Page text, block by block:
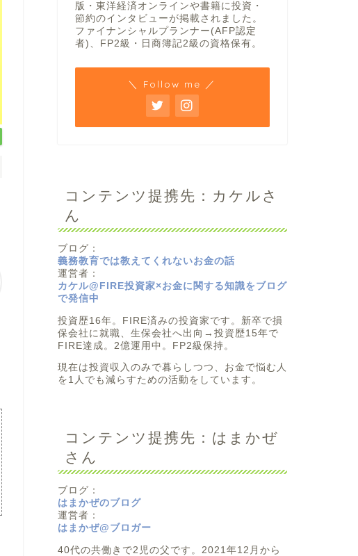
版・東洋経済オンラインや書籍に投資・
節約のインタビューが掲載されました。
ファイナンシャルプランナー(AFP認定
者)、FP2級・日商簿記2級の資格保有。
＼ Follow me ／
コンテンツ提携先：カケルさ
ん
ブログ：
義務教育では教えてくれないお金の話
運営者：
カケル@FIRE投資家×お金に関する知識をブログ
で発信中
投資歴16年。FIRE済みの投資家です。新卒で損
保会社に就職、生保会社へ出向→投資歴15年で
FIRE達成。2億運用中。FP2級保持。
現在は投資収入のみで暮らしつつ、お金で悩む人
を1人でも減らすための活動をしています。
コンテンツ提携先：はまかぜ
さん
ブログ：
はまかぜのブログ
運営者：
はまかぜ@ブロガー
40代の共働きで2児の父です。2021年12月から